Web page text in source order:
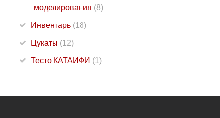
моделирования (8)
Инвентарь (18)
Цукаты (12)
Тесто КАТАИФИ (1)